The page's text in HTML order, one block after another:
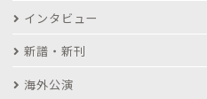
インタビュー
新譜・新刊
海外公演